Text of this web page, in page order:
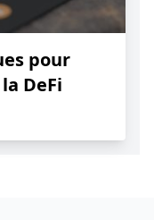
pour
DeFi